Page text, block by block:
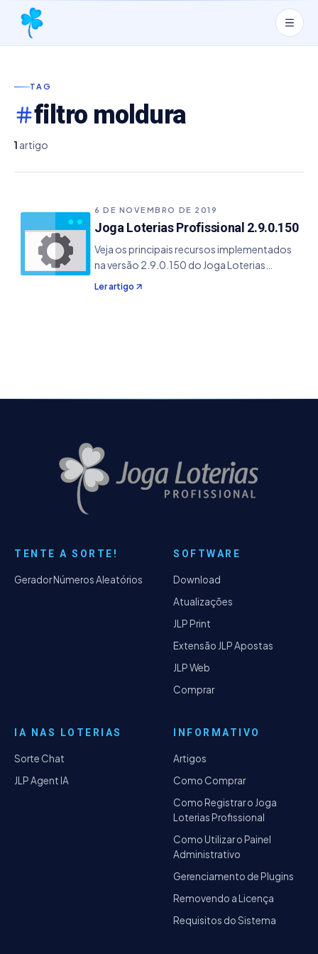
TAG
filtro moldura
1 artigo
6 DE NOVEMBRO DE 2019
Joga Loterias Profissional 2.9.0.150
Veja os principais recursos implementados
na versão 2.9.0.150 do Joga Loterias
Profissional. - Resolvido bug na tabuada de
combinações que dava erro em copiar
Ler artigo
TENTE A SORTE!
Gerador Números Aleatórios
SOFTWARE
Download
Atualizações
JLP Print
Extensão JLP Apostas
JLP Web
Comprar
IA NAS LOTERIAS
Sorte Chat
JLP Agent IA
INFORMATIVO
Artigos
Como Comprar
Como Registrar o Joga
Loterias Profissional
Como Utilizar o Painel
Administrativo
Gerenciamento de Plugins
Removendo a Licença
Requisitos do Sistema